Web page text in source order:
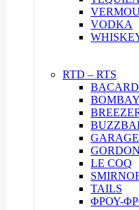
VODKA
RTD – RTS
GARAGE
LE COQ
TAILS
ΦΡΟΥ-